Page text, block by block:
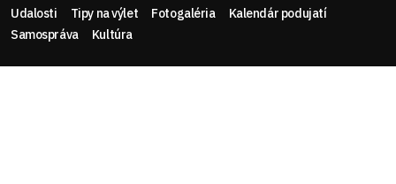
Udalosti Tipy na výlet Fotogaléria
Kalendár podujatí
Samospráva
Kultúra